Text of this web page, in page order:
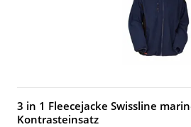
3 in 1 Fleecejacke Swissline
Kontrasteinsatz